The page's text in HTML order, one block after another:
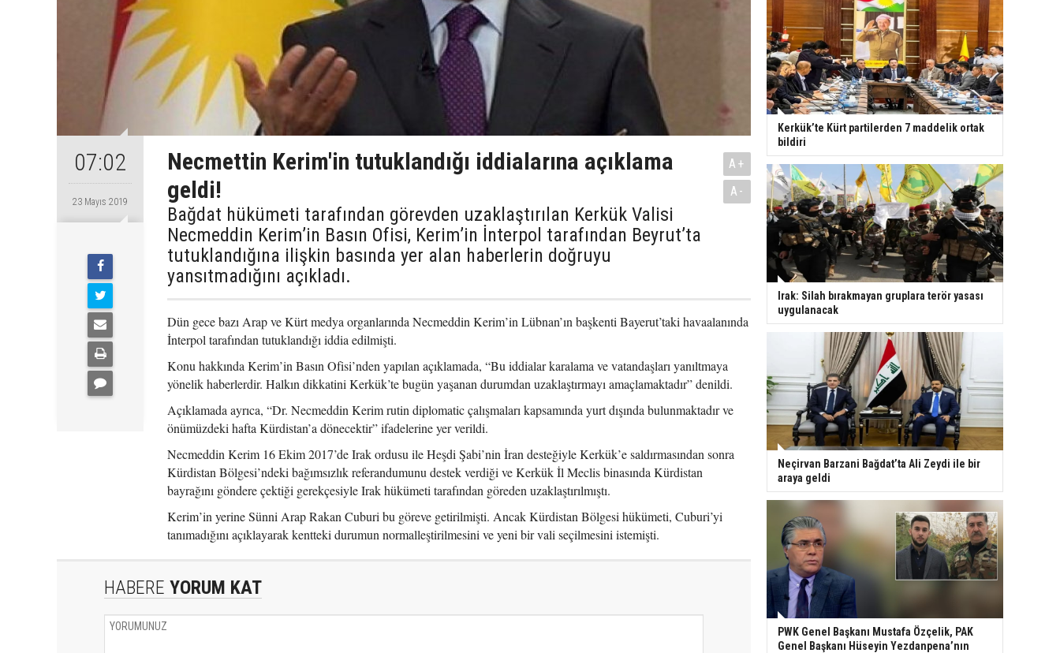
07:02
23 Mayıs 2019
Necmettin Kerim'in tutuklandığı iddialarına açıklama
geldi!
Bağdat hükümeti tarafından görevden uzaklaştırılan Kerkük Valisi
Necmeddin Kerim’in Basın Ofisi, Kerim’in İnterpol tarafından Beyrut’ta
tutuklandığına ilişkin basında yer alan haberlerin doğruyu
yansıtmadığını açıkladı.
A+
A-
Dün gece bazı Arap ve Kürt medya organlarında Necmeddin Kerim’in Lübnan’ın başkenti Bayerut’taki havaalanında
İnterpol tarafından tutuklandığı iddia edilmişti.
Konu hakkında Kerim’in Basın Ofisi’nden yapılan açıklamada, “Bu iddialar karalama ve vatandaşları yanıltmaya
yönelik haberlerdir. Halkın dikkatini Kerkük’te bugün yaşanan durumdan uzaklaştırmayı amaçlamaktadır” denildi.
Açıklamada ayrıca, “Dr. Necmeddin Kerim rutin diplomatic çalışmaları kapsamında yurt dışında bulunmaktadır ve
önümüzdeki hafta Kürdistan’a dönecektir” ifadelerine yer verildi.
Necmeddin Kerim 16 Ekim 2017’de Irak ordusu ile Heşdi Şabi’nin İran desteğiyle Kerkük’e saldırmasından sonra
Kürdistan Bölgesi’ndeki bağımsızlık referandumunu destek verdiği ve Kerkük İl Meclis binasında Kürdistan
bayrağını göndere çektiği gerekçesiyle Irak hükümeti tarafından göreden uzaklaştırılmıştı.
Kerim’in yerine Sünni Arap Rakan Cuburi bu göreve getirilmişti. Ancak Kürdistan Bölgesi hükümeti, Cuburi’yi
tanımadığını açıklayarak kentteki durumun normalleştirilmesini ve yeni bir vali seçilmesini istemişti.
HABERE YORUM KAT
Kerkük’te Kürt partilerden 7 maddelik ortak
bildiri
Irak: Silah bırakmayan gruplara terör yasası
uygulanacak
Neçirvan Barzani Bağdat’ta Ali Zeydi ile bir
araya geldi
PWK Genel Başkanı Mustafa Özçelik, PAK
Genel Başkanı Hüseyin Yezdanpena’nın